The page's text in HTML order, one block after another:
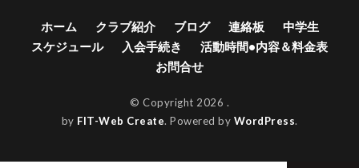
ホーム クラブ紹介 ブログ 連絡板
中学生
スケジュール
入会手続き
活動時間•内容＆料金表
お問合せ
© Copyright 2026 .
by FIT-Web Create. Powered by WordPress.